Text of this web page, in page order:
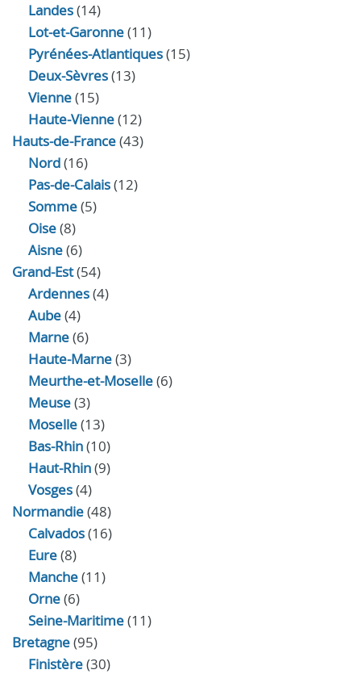
Landes(14)
Lot-et-Garonne(11)
Pyrénées-Atlantiques(15)
Deux-Sèvres(13)
Vienne(15)
Haute-Vienne(12)
Hauts-de-France(43)
Nord(16)
Pas-de-Calais(12)
Somme(5)
Oise(8)
Aisne(6)
Grand-Est(54)
Ardennes(4)
Aube(4)
Marne(6)
Haute-Marne(3)
Meurthe-et-Moselle(6)
Meuse(3)
Moselle(13)
Bas-Rhin(10)
Haut-Rhin(9)
Vosges(4)
Normandie(48)
Calvados(16)
Eure(8)
Manche(11)
Orne(6)
Seine-Maritime(11)
Bretagne(95)
Finistère(30)